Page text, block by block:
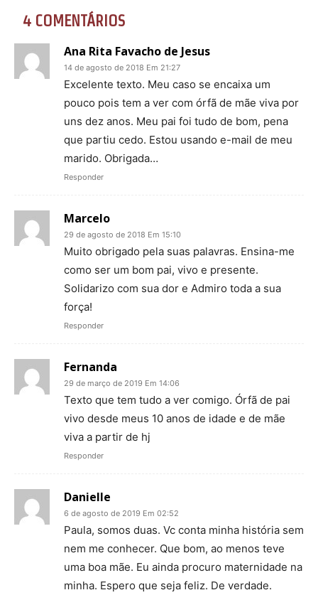
4 COMENTÁRIOS
Ana Rita Favacho de Jesus
14 de agosto de 2018 Em 21:27
Excelente texto. Meu caso se encaixa um
pouco pois tem a ver com órfã de mãe viva por
uns dez anos. Meu pai foi tudo de bom, pena
que partiu cedo. Estou usando e-mail de meu
marido. Obrigada…
Responder
Marcelo
29 de agosto de 2018 Em 15:10
Muito obrigado pela suas palavras. Ensina-me
como ser um bom pai, vivo e presente.
Solidarizo com sua dor e Admiro toda a sua
força!
Responder
Fernanda
29 de março de 2019 Em 14:06
Texto que tem tudo a ver comigo. Órfã de pai
vivo desde meus 10 anos de idade e de mãe
viva a partir de hj
Responder
Danielle
6 de agosto de 2019 Em 02:52
Paula, somos duas. Vc conta minha história sem
nem me conhecer. Que bom, ao menos teve
uma boa mãe. Eu ainda procuro maternidade na
minha. Espero que seja feliz. De verdade.